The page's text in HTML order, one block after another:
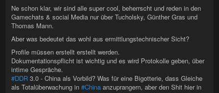
Ne schon klar, wir sind alle super cool, beherrscht und reden in den
Gamechats & social Media nur über Tucholsky, Günther Gras und
Thomas Mann.
Aber was bedeutet das wohl aus ermittlungstechnischer Sicht?
Profile müssen erstellt erstellt werden.
Dokumentationspflicht ist wichtig und es wird Protokolle geben, über
intime Gespräche.
#DDR 3.0 - China als Vorbild? Was für eine Bigotterie, dass Gleiche
als Totalüberwachung in #China anzuprangern, aber den Shit hier in